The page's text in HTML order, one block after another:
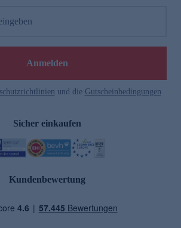
Anmelden
und die Gutscheinbedingungen
Sicher einkaufen
Kundenbewertung